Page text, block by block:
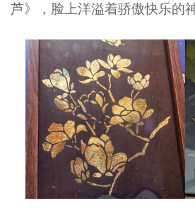
芦》， 脸上洋溢着骄傲快乐的